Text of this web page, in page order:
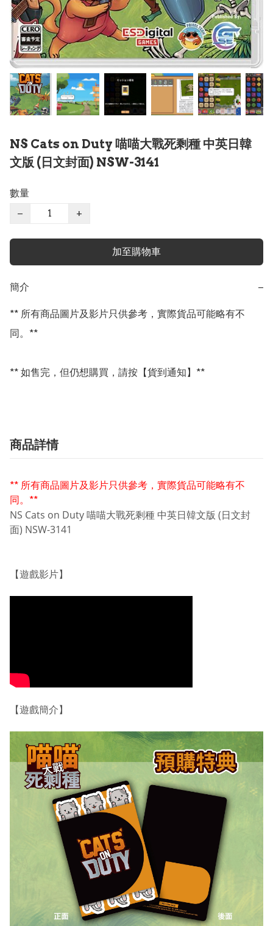
NS Cats on Duty 喵喵大戰死剩種 中英日韓
文版 (日文封面) NSW-3141
數量
−
+
加至購物車
簡介 −
** 所有商品圖片及影片只供參考，實際貨品可能略有不
同。**
** 如售完，但仍想購買，請按【貨到通知】**
商品詳情
** 所有商品圖片及影片只供參考，實際貨品可能略有不
同。**
NS Cats on Duty 喵喵大戰死剩種 中英日韓文版 (日文封
面) NSW-3141
【遊戲影片】
【遊戲簡介】